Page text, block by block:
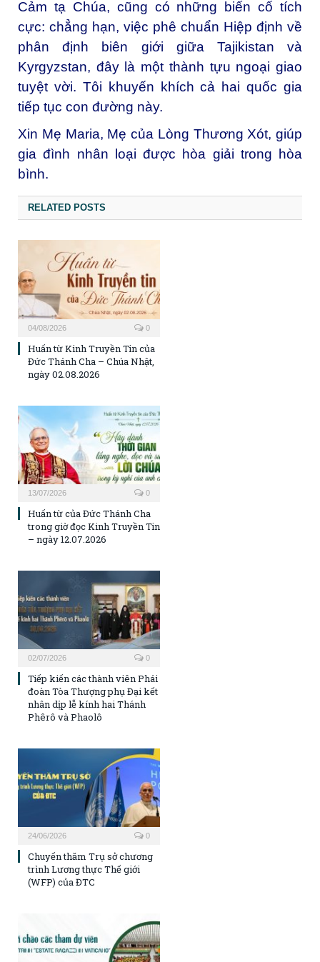
Cảm tạ Chúa, cũng có những biến cố tích
cực: chẳng hạn, việc phê chuẩn Hiệp định về
phân định biên giới giữa Tajikistan và
Kyrgyzstan, đây là một thành tựu ngoại giao
tuyệt vời. Tôi khuyến khích cả hai quốc gia
tiếp tục con đường này.
Xin Mẹ Maria, Mẹ của Lòng Thương Xót, giúp
gia đình nhân loại được hòa giải trong hòa
bình.
RELATED POSTS
04/08/2026 0
Huấn từ Kinh Truyền Tin của
Đức Thánh Cha – Chúa Nhật,
ngày 02.08.2026
13/07/2026 0
Huấn từ của Đức Thánh Cha
trong giờ đọc Kinh Truyền Tin
– ngày 12.07.2026
02/07/2026 0
Tiếp kiến các thành viên Phái
đoàn Tòa Thượng phụ Đại kết
nhân dịp lễ kính hai Thánh
Phêrô và Phaolô
24/06/2026 0
Chuyến thăm Trụ sở chương
trình Lương thực Thế giới
(WFP) của ĐTC